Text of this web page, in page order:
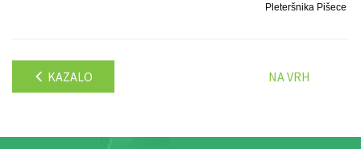
Pleteršnika Pišece
KAZALO NA VRH